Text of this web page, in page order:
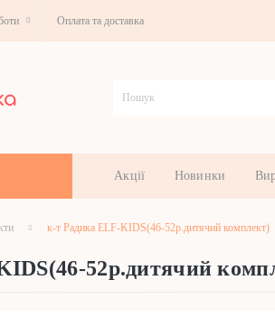
Оплата та доставка
Акції Новинки
к-т Радика ELF-KIDS(46-52р.дитячий комплект)
52р.дитячий